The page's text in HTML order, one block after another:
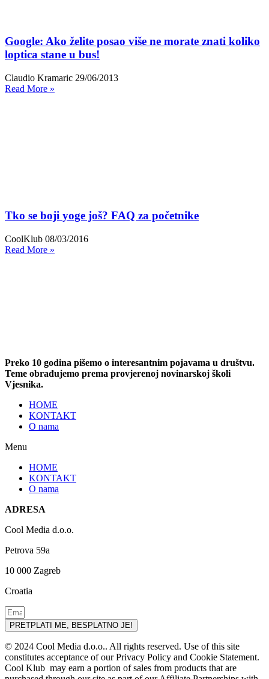
Google: Ako želite posao više ne morate znati koliko
loptica stane u bus!
Claudio Kramaric 29/06/2013
Read More »
Tko se boji yoge još? FAQ za početnike
CoolKlub 08/03/2016
Read More »
Preko 10 godina pišemo o interesantnim pojavama u društvu.
Teme obrađujemo prema provjerenoj novinarskoj školi
Vjesnika.
HOME
KONTAKT
O nama
Menu
HOME
KONTAKT
O nama
ADRESA
Cool Media d.o.o.
Petrova 59a
10 000 Zagreb
Croatia
PRETPLATI ME, BESPLATNO JE!
© 2024 Cool Media d.o.o.. All rights reserved. Use of this site
constitutes acceptance of our Privacy Policy and Cookie Statement.
Cool Klub may earn a portion of sales from products that are